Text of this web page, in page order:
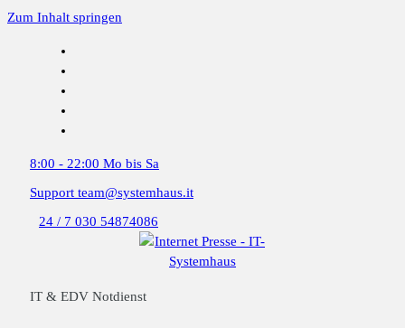
Zum Inhalt springen
8:00 - 22:00 Mo bis Sa
Support team@systemhaus.it
24 / 7 030 54874086
IT & EDV Notdienst